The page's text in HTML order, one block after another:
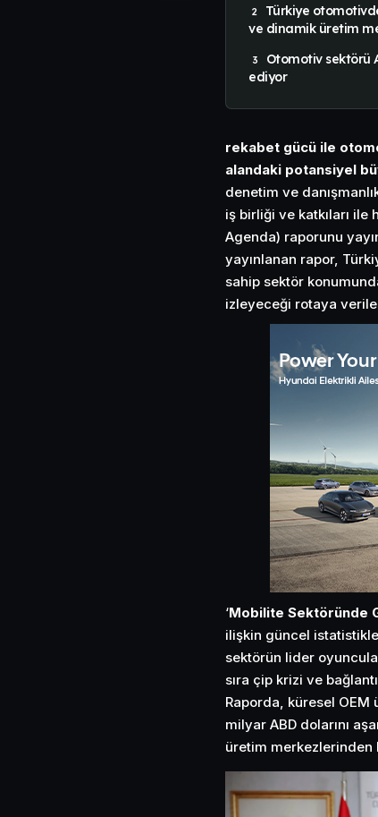
Türkiye
ve dinamik üretim
Otomotiv sektörü
ediyor
rekabet gücü ile
alandaki potansiyel
denetim ve
iş birliği ve katkıları ile
Agenda) raporunu
yayınlanan rapor,
sahip sektör
izleyeceği rotaya
‘Mobilite Sektöründe
ilişkin güncel
sektörün lider
sıra çip krizi ve
Raporda, küresel OEM
milyar ABD dolarını
üretim merkezlerinden